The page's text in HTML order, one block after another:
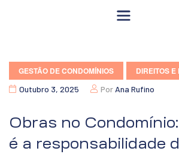
GESTÃO DE CONDOMÍNIOS DIREITOS
Outubro 3, 2025 Por Ana Rufino
Obras no
é a responsabilidade